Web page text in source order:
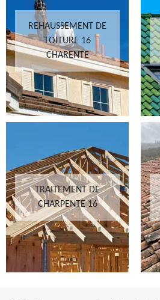
REHAUSSEMENT DE
TOITURE 16
CHARENTE
TRAITEMENT DE
CHARPENTE 16